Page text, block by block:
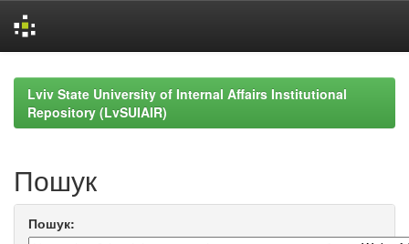
navigationLviv State University of Internal Affairs Institutional
Repository (LvSUIAIR)
Пошук
Пошук: